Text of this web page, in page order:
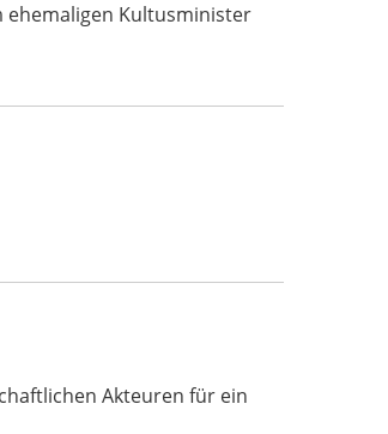
ehemaligen Kultusminister
Akteuren für ein